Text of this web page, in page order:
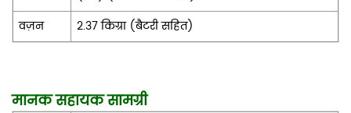
वज़न
2.37 किग्रा (बैटरी सहित)
मानक सहायक सामग्री